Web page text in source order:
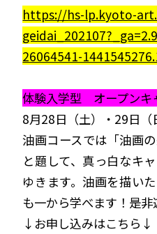
https://hs-lp.kyoto-
26064541-
体験入学型 オープンキ
8月28日（土）・29日（
油画コースでは「油画
と題して、真っ白なキ
ゆきます。油画を描い
も一から学べます！是非
↓お申し込みはこちら↓